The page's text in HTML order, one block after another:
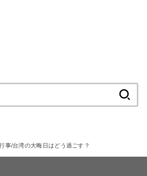
索:
事 台湾の大晦日はどう過ごす？